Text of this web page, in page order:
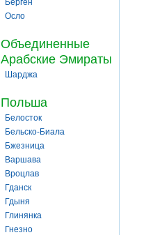
Берген
Осло
Объединенные
Арабские Эмираты
Шарджа
Польша
Белосток
Бельско-Биала
Бжезница
Варшава
Вроцлав
Гданск
Гдыня
Глинянка
Гнезно